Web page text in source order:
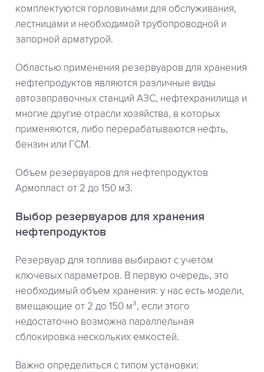
комплектуются горловинами для обслуживания,
лестницами и необходимой трубопроводной и
запорной арматурой.
Областью применения резервуаров для хранения
нефтепродуктов являются различные виды
автозаправочных станций АЗС, нефтехранилища и
многие другие отрасли хозяйства, в которых
применяются, либо перерабатываются нефть,
бензин или ГСМ.
Объем резервуаров для нефтепродуктов
Армопласт от 2 до 150 м3.
Выбор резервуаров для хранения
нефтепродуктов
Резервуар для топлива выбирают с учетом
ключевых параметров. В первую очередь, это
необходимый объем хранения: у нас есть модели,
вмещающие от 2 до 150 м³, если этого
недостаточно возможна параллельная
сблокировка нескольких емкостей.
Важно определиться с типом установки: